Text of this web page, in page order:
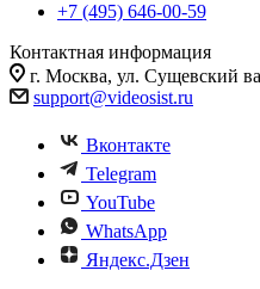
+7 (495) 646-00-59
Контактная информация
г. Москва, ул. Сущевский
support@videosist.ru
Вконтакте
Telegram
YouTube
WhatsApp
Яндекс.Дзен